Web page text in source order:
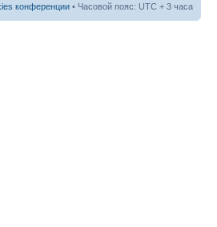
конференции • Часовой пояс: UTC + 3 часа